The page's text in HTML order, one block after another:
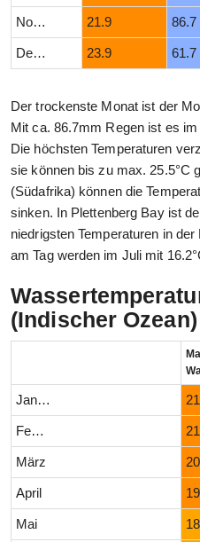
November 21.9 86.7
Dezember 23.9 61.7
Der trockenste Monat ist der
Mit ca. 86.7mm Regen ist es
Die höchsten Temperaturen
sie können bis zu max. 25.5°C
(Südafrika) können die
sinken. In Plettenberg Bay ist
niedrigsten Temperaturen in
am Tag werden im Juli mit
(Indischer Ozean)
Januar
Februar
März
April
Mai